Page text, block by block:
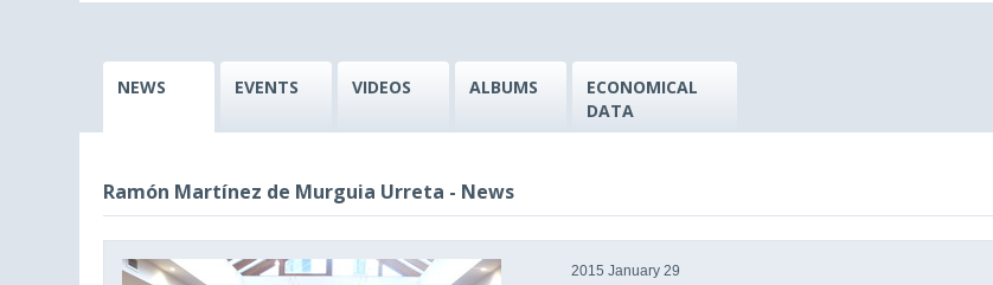
NEWS EVENTS VIDEOS ALBUMS
ECONOMICAL
DATA
Ramón Martínez de Murguia Urreta - News
2015 January 29